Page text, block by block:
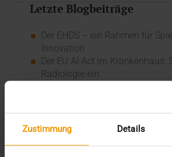
Zustimmung Details
Letzte Blogbeiträge
Der EHDS – ein Rahmen für
Innovation
Der EU AI Act im Krankenhaus:
Radiologie ein
So kommen Dokumente
Kategorien